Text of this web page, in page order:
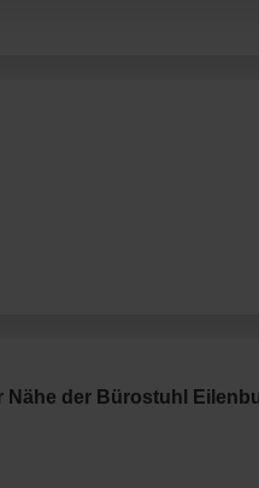
der Bürostuhl